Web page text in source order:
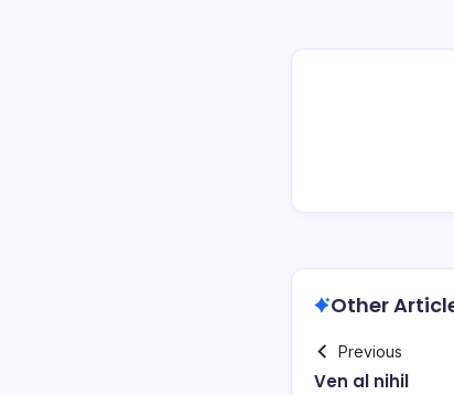
Other
Previous
Ven al nihil